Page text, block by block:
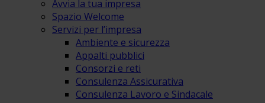
Avvia la tua impresa
Spazio Welcome
Servizi per l’impresa
Ambiente e sicurezza
Appalti pubblici
Consorzi e reti
Consulenza Assicurativa
Consulenza Lavoro e Sindacale